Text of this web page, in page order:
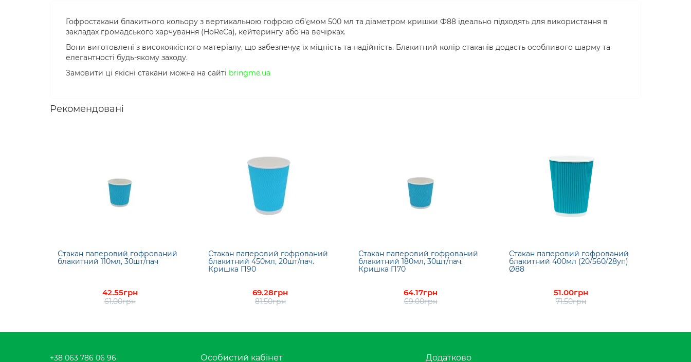
Гофростакани блакитного кольору з вертикальною гофрою об'ємом 500 мл та діаметром кришки Ф88 ідеально підходять для використання в
закладах громадського харчування (HoReCa), кейтерингу або на вечірках.
Вони виготовлені з високоякісного матеріалу, що забезпечує їх міцність та надійність. Блакитний колір стаканів додасть особливого шарму та
елегантності будь-якому заходу.
Замовити ці якісні стакани можна на сайті bringme.ua
Рекомендовані
Стакан паперовий гофрований
блакитний 110мл, 30шт/пач
42.55грн
61.00грн
Стакан паперовий гофрований
блакитний 450мл, 20шт/пач.
Кришка П90
69.28грн
81.50грн
Стакан паперовий гофрований
блакитний 180мл, 30шт/пач.
Кришка П70
64.17грн
69.00грн
Стакан паперовий гофрований
блакитний 400мл (20/560/28уп)
Ø88
51.00грн
71.50грн
+38 063 786 06 96 Особистий кабінет Додатково